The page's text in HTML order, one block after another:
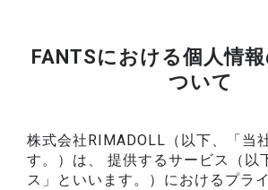
FANTSにおける個人情
ついて
株式会社RIMADOLL（以下、「当
す。）は、 提供するサービス（以
ス」といいます。）におけるプラ